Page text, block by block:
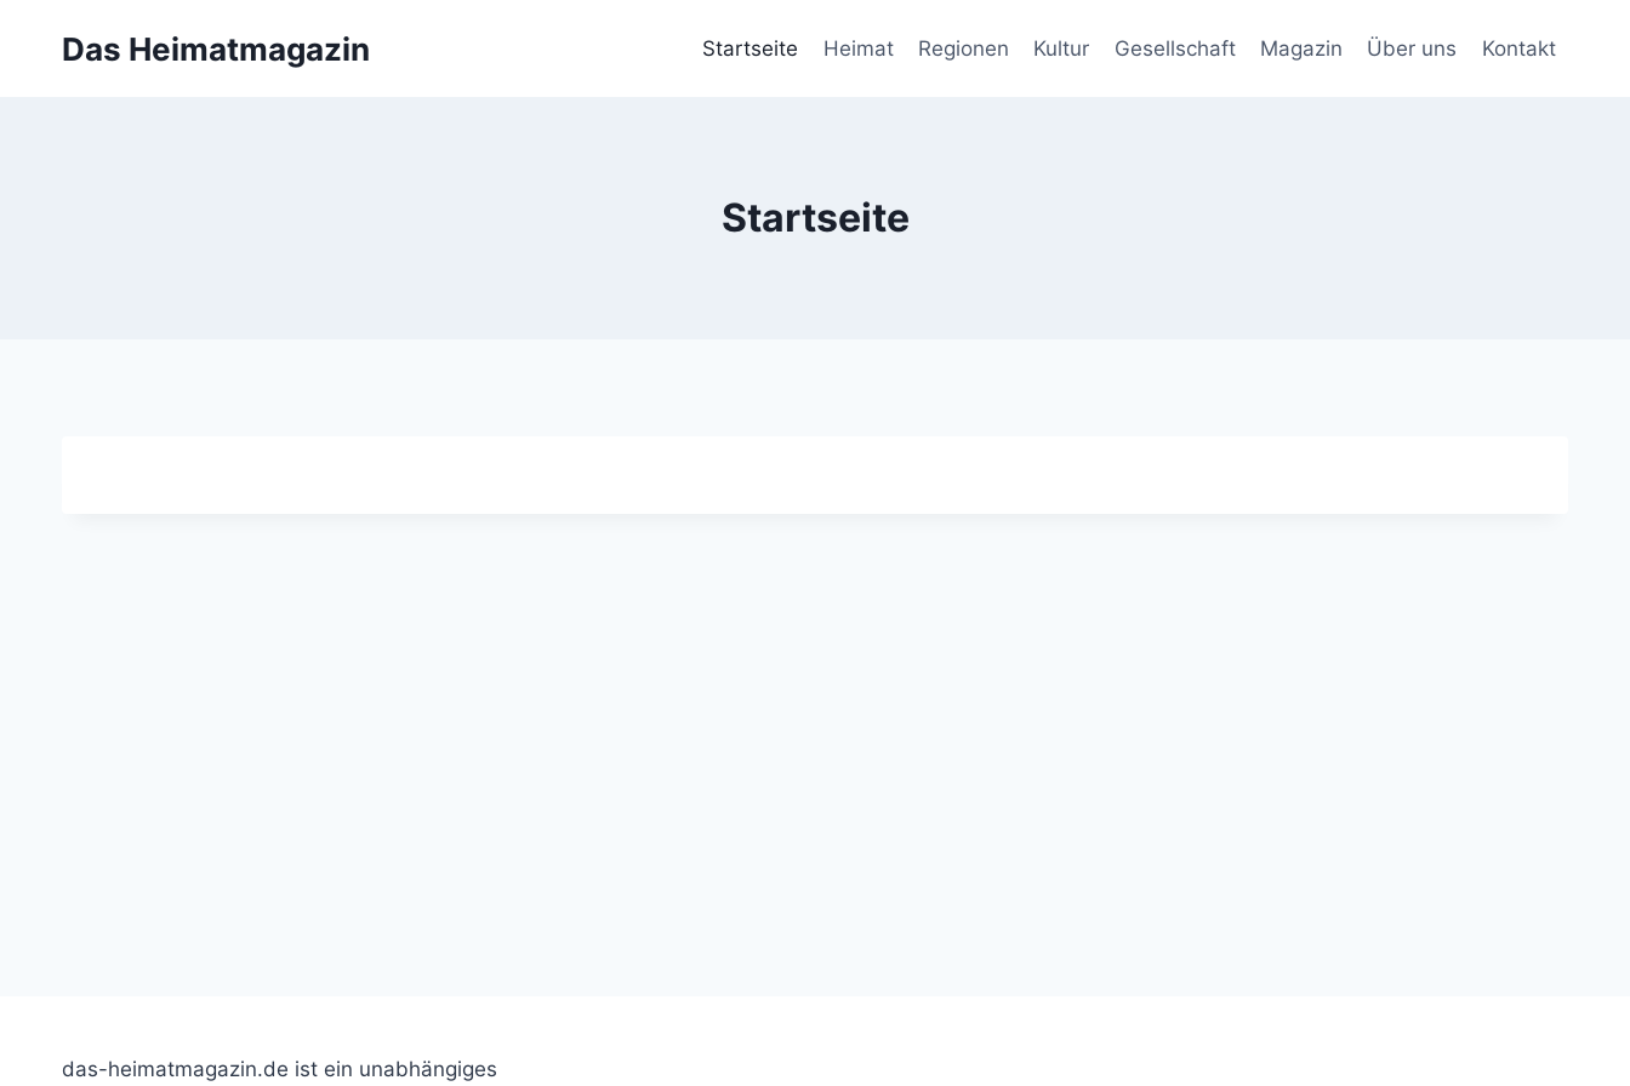
Das Heimatmagazin Startseite Heimat Regionen Kultur Gesellschaft Magazin Über uns Kontakt
Startseite
das-heimatmagazin.de ist ein unabhängiges